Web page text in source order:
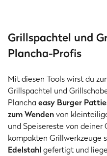
Grillspachtel und
Plancha-Profis
Mit diesen Tools wirst du
Grillspachtel und
Plancha easy Burger
zum Wendenvon
und Speisereste von deiner
kompakten Grillwerkzeuge
Edelstahl gefertigt und